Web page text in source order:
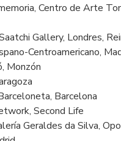
Centro de Arte
Gallery, Londres,
Centroamericano,
Monzón
Barcelona
Second Life
Geraldes da Silva,